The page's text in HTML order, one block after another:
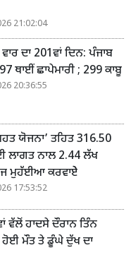
21:02:04
ਦਾ 201ਵਾਂ ਦਿਨ: ਪੰਜਾਬ
ਥਾਈਂ ਛਾਪੇਮਾਰੀ ; 299 ਕਾਬੂ
20:36:55
ਯੋਜਨਾ’ ਤਹਿਤ 316.50
ਲਾਗਤ ਨਾਲ 2.44 ਲੱਖ
ਮੁਹੱਈਆ ਕਰਵਾਏੇ
17:53:52
ਵੱਲੋਂ ਹਾਦਸੇ ਦੌਰਾਨ ਤਿੰਨ
ਹੋਈ ਮੌਤ ਤੇ ਡੂੰਘੇ ਦੁੱਖ ਦਾ